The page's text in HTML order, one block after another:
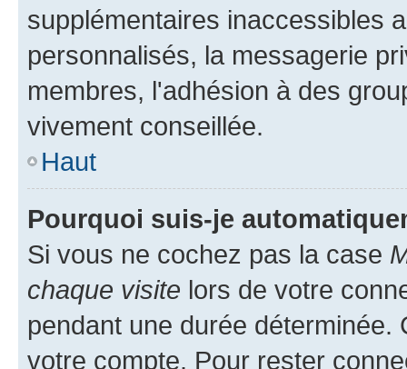
supplémentaires inaccessibles
personnalisés, la messagerie
membres, l'adhésion à des
vivement conseillée.
Haut
Pourquoi suis-je
Si vous ne cochez pas la case
chaque visite lors de votre
pendant une durée
votre compte. Pour rester